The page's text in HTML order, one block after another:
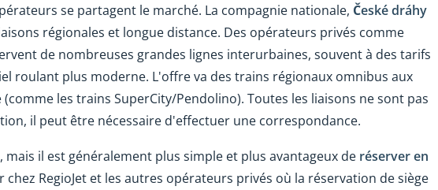
se partagent le marché. La compagnie nationale, České dráhy
régionales et longue distance. Des opérateurs privés comme
de nombreuses grandes lignes interurbaines, souvent à des tarifs
roulant plus moderne. L'offre va des trains régionaux omnibus aux
les trains SuperCity/Pendolino). Toutes les liaisons ne sont pas
il peut être nécessaire d'effectuer une correspondance.
mais il est généralement plus simple et plus avantageux de réserver en
chez RegioJet et les autres opérateurs privés où la réservation de siège